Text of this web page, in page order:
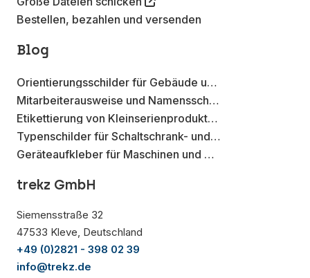
Bestellen, bezahlen und versenden
Blog
Orientierungsschilder für Gebäude und Betriebsstätten
Mitarbeiterausweise und Namensschilder mit Metall-Effekt Aufklebern
Etikettierung von Kleinserienprodukten mit Aufklebern auf der Rolle
Typenschilder für Schaltschrank- und Elektroverteilungen
Geräteaufkleber für Maschinen und Werkzeuge
trekz GmbH
Siemensstraße 32
47533 Kleve, Deutschland
+49 (0)2821 - 398 02 39
info@trekz.de